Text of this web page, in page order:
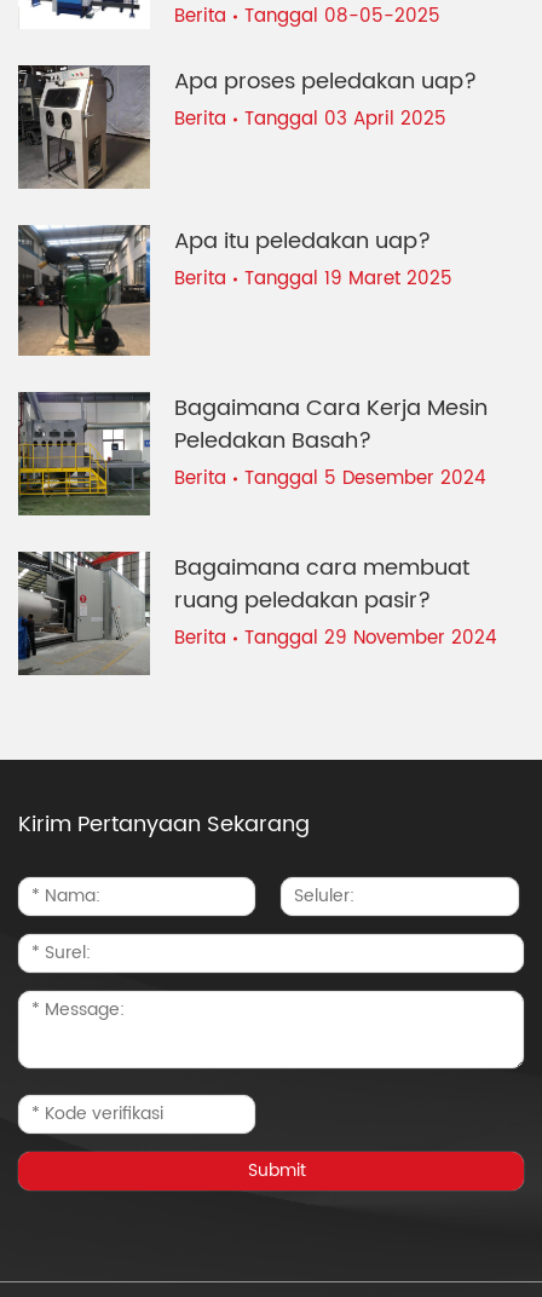
Berita Tanggal 08-05-2025
Apa proses peledakan uap?
Berita Tanggal 03 April 2025
Apa itu peledakan uap?
Berita Tanggal 19 Maret 2025
Bagaimana Cara Kerja Mesin
Peledakan Basah?
Berita Tanggal 5 Desember 2024
Bagaimana cara membuat
ruang peledakan pasir?
Berita Tanggal 29 November 2024
Kirim Pertanyaan Sekarang